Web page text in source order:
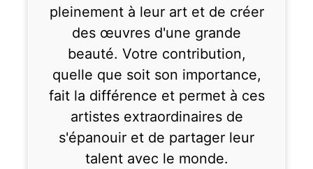
pleinement à leur art et de créer
des œuvres d'une grande
beauté. Votre contribution,
quelle que soit son importance,
fait la différence et permet à ces
artistes extraordinaires de
s'épanouir et de partager leur
talent avec le monde.